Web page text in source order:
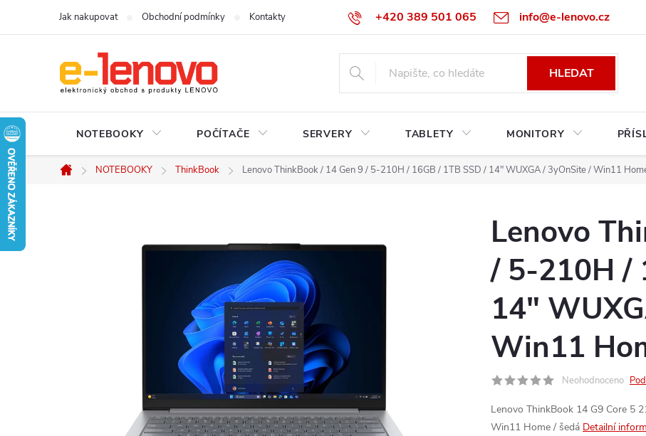
+420 389 501 065 info@e-lenovo.cz
Jak nakupovat Obchodní podmínky Kontakty
HLEDAT
NOTEBOOKY POČÍTAČE SERVERY TABLETY MONITORY
Domů
NOTEBOOKY ThinkBook Lenovo ThinkBook / 14 Gen 9 / 5-210H / 16GB / 1TB SSD / 14" WUXGA / 3yOnSite / Win11
Lenovo
/ 5-210H /
14"
Win11
Neohodnoceno
Lenovo ThinkBook 14 G9 Core 5
Win11 Home / šedá Detailní